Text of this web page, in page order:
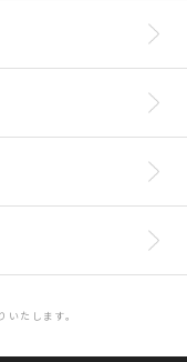
たします。